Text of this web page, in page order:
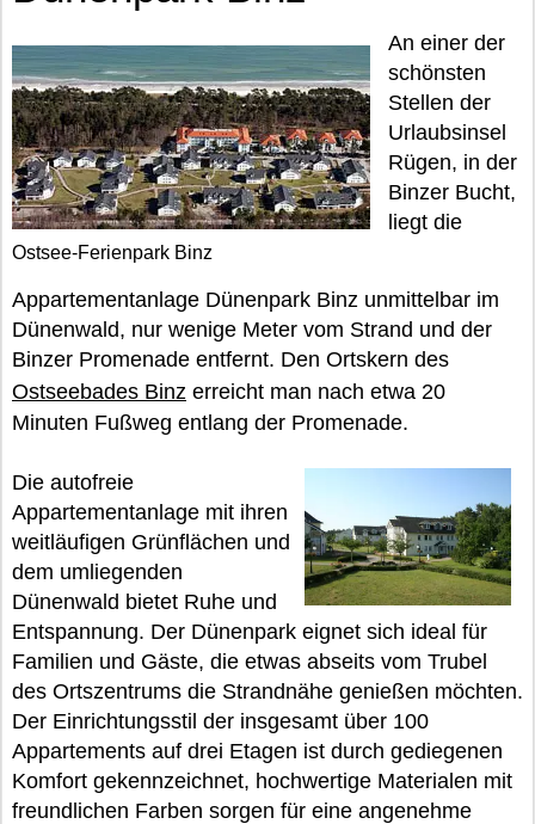
Ostsee-Ferienpark Binz
An einer der
schönsten
Stellen der
Urlaubsinsel
Rügen, in der
Binzer Bucht,
liegt die
Appartementanlage Dünenpark Binz unmittelbar im
Dünenwald, nur wenige Meter vom Strand und der
Binzer Promenade entfernt. Den Ortskern des
Ostseebades Binz erreicht man nach etwa 20
Minuten Fußweg entlang der Promenade.
Die autofreie
Appartementanlage mit ihren
weitläufigen Grünflächen und
dem umliegenden
Dünenwald bietet Ruhe und
Entspannung. Der Dünenpark eignet sich ideal für
Familien und Gäste, die etwas abseits vom Trubel
des Ortszentrums die Strandnähe genießen möchten.
Der Einrichtungsstil der insgesamt über 100
Appartements auf drei Etagen ist durch gediegenen
Komfort gekennzeichnet, hochwertige Materialen mit
freundlichen Farben sorgen für eine angenehme